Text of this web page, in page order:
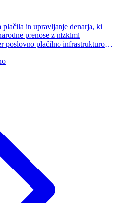
plačila in upravljanje denarja, ki
prenose z nizkimi
poslovno plačilno infrastrukturo